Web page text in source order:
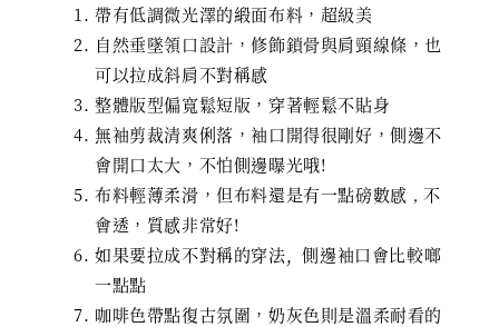
帶有低調微光澤的緞面布料，超級美
自然垂墜領口設計，修飾鎖骨與肩頸線條，也
可以拉成斜肩不對稱感
整體版型偏寬鬆短版，穿著輕鬆不貼身
無袖剪裁清爽俐落，袖口開得很剛好，側邊不
會開口太大，不怕側邊曝光哦!
布料輕薄柔滑，但布料還是有一點磅數感 ， 不
會透，質感非常好!
如果要拉成不對稱的穿法, 側邊袖口會比較啷
一點點
咖啡色帶點復古氛圍，奶灰色則是溫柔耐看的